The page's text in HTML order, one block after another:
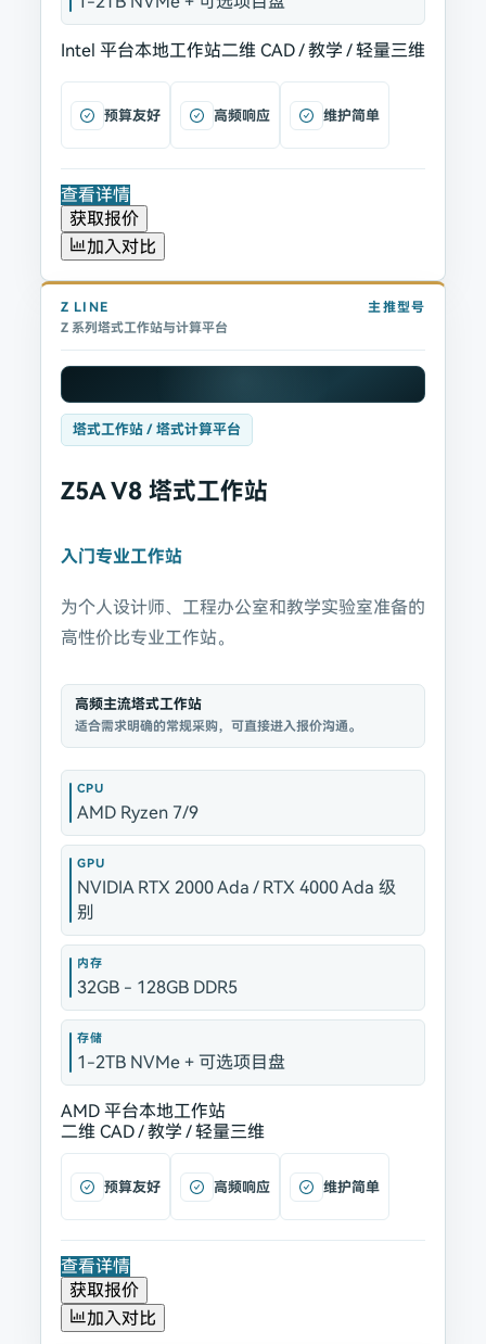
Intel 平台本地工作站二维 CAD / 教学 / 轻量三维
预算友好 高频响应 维护简单
查看详情
获取报价
加入对比
Z LINE
Z 系列塔式工作站与计算平台
主推型号
塔式工作站 / 塔式计算平台
Z5A V8 塔式工作站
入门专业工作站
为个人设计师、工程办公室和教学实验室准备的
高性价比专业工作站。
高频主流塔式工作站
适合需求明确的常规采购，可直接进入报价沟通。
CPU
AMD Ryzen 7/9
GPU
NVIDIA RTX 2000 Ada / RTX 4000 Ada 级
别
内存
32GB - 128GB DDR5
存储
1-2TB NVMe + 可选项目盘
AMD 平台本地工作站
二维 CAD / 教学 / 轻量三维
预算友好 高频响应 维护简单
查看详情
获取报价
加入对比